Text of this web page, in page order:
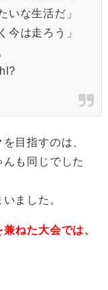
いな生活だ」
今は走ろう」
目指すのは、
も同じでした
ました。
ねた大会では、